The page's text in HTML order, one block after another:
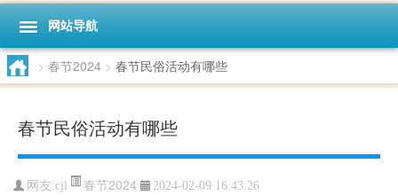
网站导航
> 春节2024 > 春节民俗活动有哪些
春节民俗活动有哪些
网友:cjl 春节2024 2024-02-09 16:43:26